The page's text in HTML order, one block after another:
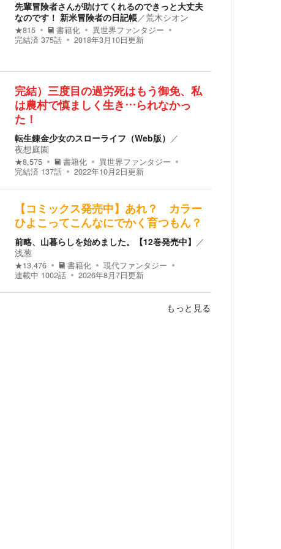
先輩冒険者さんが助けてくれるのできっと大丈夫
なのです！ 新米冒険者の日記帳／荒木シオン
★815 書籍化
異世界ファンタジー
完結済 375話 2018年3月10日更新
完結）三度目の過労死はもう御免、私
は農村で慎ましく生き…られなかっ
た！
転生錬金少女のスローライフ（Web版） ／
夜想庭園
★8,575 書籍化
異世界ファンタジー
完結済 137話 2022年10月2日更新
【コミックス発売中】あれ？ カラー
ひよこってこんなにでかく育つもん？
前略、山暮らしを始めました。【12巻発売中】 ／
浅葱
★13,476 書籍化
現代ファンタジー
連載中 1002話 2026年8月7日更新
もっと見る